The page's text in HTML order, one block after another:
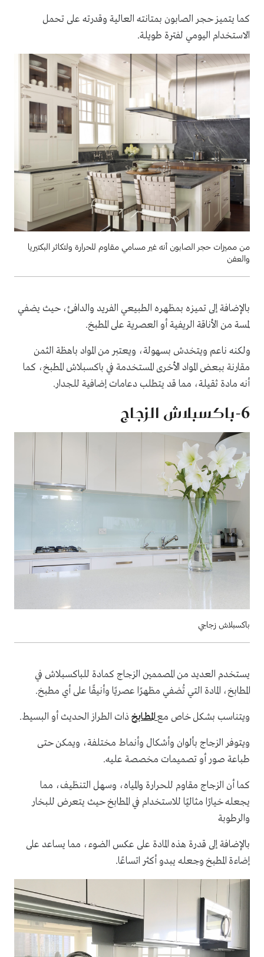
كما يتميز حجر الصابون بمتانته العالية وقدرته على تحمل
الاستخدام اليومي لفترة طويلة.
من مميزات حجر الصابون أنه غير مسامي مقاوم للحرارة ولتكاثر البكتيريا
والعفن
بالإضافة إلى تميزه بمظهره الطبيعي الفريد والدافئ، حيث يضفي
لمسة من الأناقة الريفية أو العصرية على المطبخ.
ولكنه ناعم ويتخدش بسهولة، ويعتبر من المواد باهظة الثمن
مقارنة ببعض المواد الأخرى المستخدمة في باكسبلاش المطبخ، كما
أنه مادة ثقيلة، مما قد يتطلب دعامات إضافية للجدار.
6-باكسبلاش الزجاج
باكسبلاش زجاجي
يستخدم العديد من المصممين الزجاج كمادة للباكسبلاش في
المطابخ، المادة التي تُضفي مظهرًا عصريًا وأنيقًا على أي مطبخ.
ويتناسب بشكل خاص معالمطابخذات الطراز الحديث أو البسيط.
ويتوفر الزجاج بألوان وأشكال وأنماط مختلفة، ويمكن حتى
طباعة صور أو تصميمات مخصصة عليه.
كما أن الزجاج مقاوم للحرارة والمياه، وسهل التنظيف، مما
يجعله خيارًا مثاليًا للاستخدام في المطابخ حيث يتعرض للبخار
والرطوبة
بالإضافة إلى قدرة هذه المادة على عكس الضوء، مما يساعد على
إضاءة المطبخ وجعله يبدو أكثر اتساعًا.